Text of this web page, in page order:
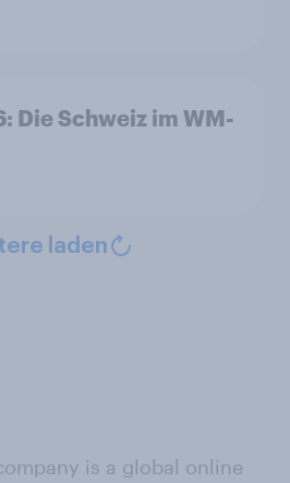
Die Schweiz im WM-
laden
is a global online